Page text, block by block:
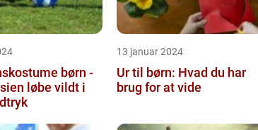
børn -
løbe vildt i
13 januar 2024
Ur til børn: Hvad du har
brug for at vide